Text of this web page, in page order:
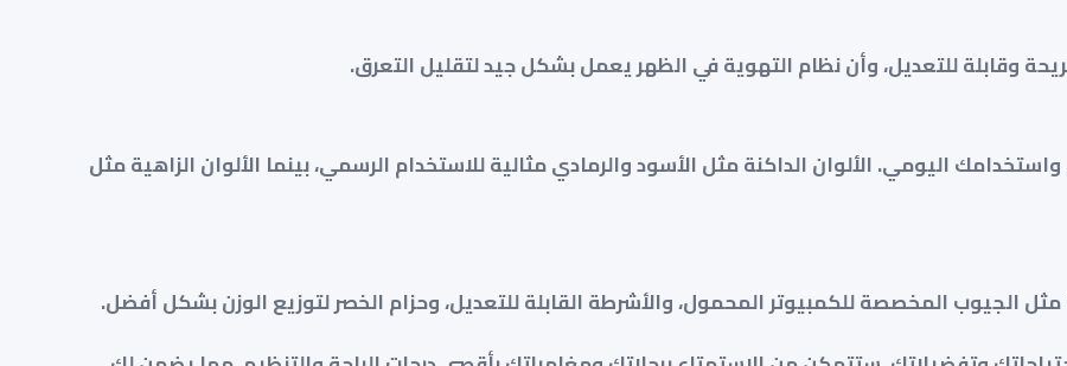
وقابلة للتعديل، وأن نظام التهوية في الظهر يعمل بشكل جيد لتقليل التعرق.
اليومي. الألوان الداكنة مثل الأسود والرمادي مثالية للاستخدام الرسمي، بينما الألوان الزاهية مثل
مثل الجيوب المخصصة للكمبيوتر المحمول، والأشرطة القابلة للتعديل، وحزام الخصر لتوزيع الوزن بشكل أفضل.